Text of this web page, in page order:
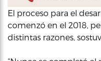
El proceso para el
comenzó en el 2018,
distintas razones,